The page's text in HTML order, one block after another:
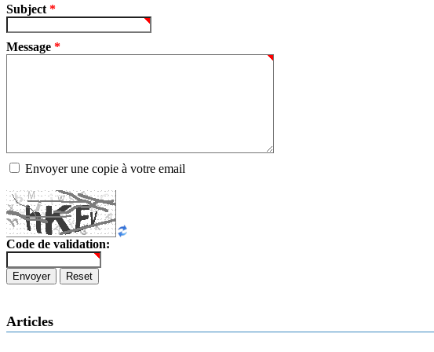
Subject *
Message *
Envoyer une copie à votre email
Code de validation:
Envoyer Reset
Articles